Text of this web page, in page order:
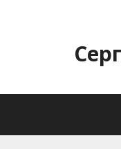
содержимому